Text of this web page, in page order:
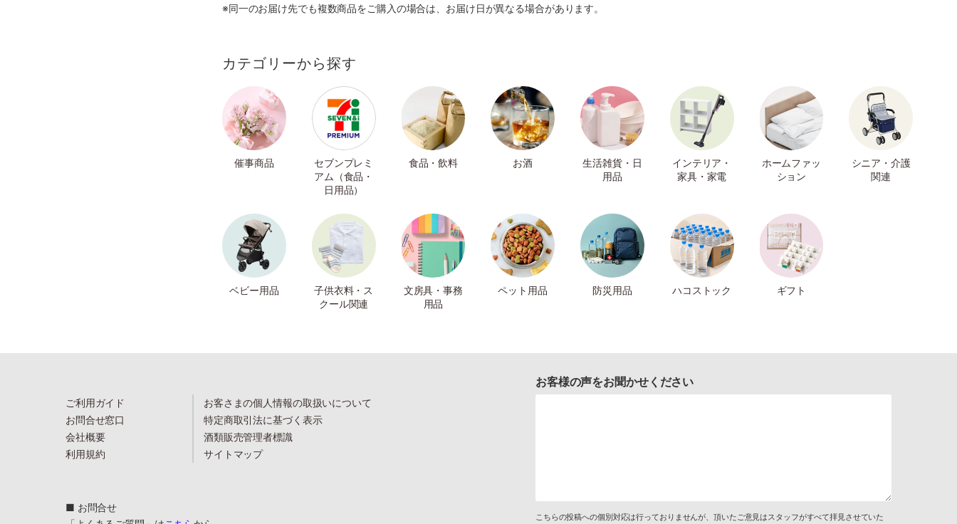
※同一のお届け先でも複数商品をご購入の場合は、お届け日が異なる場合があります。
カテゴリーから探す
催事商品
セブンプレミ
アム（食品・
日用品）
食品・飲料 お酒
生活雑貨・日
用品
インテリア・
家具・家電
ホームファッ
ション
シニア・介護
関連
ベビー用品
子供衣料・ス
クール関連
文房具・事務
用品
ペット用品 防災用品 ハコストック ギフト
ご利用ガイド
お問合せ窓口
会社概要
利用規約
お客さまの個人情報の取扱いについて
特定商取引法に基づく表示
酒類販売管理者標識
サイトマップ
■ お問合せ
お客様の声をお聞かせください
こちらの投稿への個別対応は行っておりませんが、頂いたご意見はスタッフがすべて拝見させていた